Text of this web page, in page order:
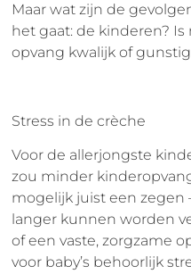
Maar wat zijn de
het gaat: de kinderen?
opvang kwalijk of
Stress in de crèche
Voor de allerjongste
zou minder
mogelijk juist een zegen
langer kunnen worden
of een vaste, zorgzame
voor baby’s behoorlijk